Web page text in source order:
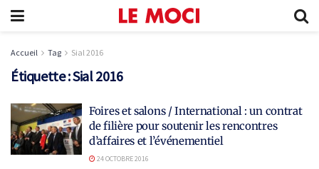
Accueil Tag Sial 2016
Étiquette :Sial 2016
Foires et salons / International : un contrat
de filière pour soutenir les rencontres
d’affaires et l’événementiel
24 OCTOBRE 2016